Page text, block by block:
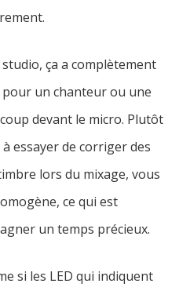
ça a complètement
un chanteur ou une
devant le micro. Plutôt
essayer de corriger des
lors du mixage, vous
ce qui est
un temps précieux.
si les LED qui indiquent